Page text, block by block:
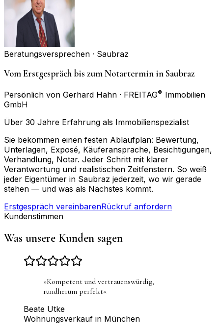
Beratungsversprechen · Saubraz
Vom Erstgespräch bis zum Notartermin in Saubraz
Persönlich von Gerhard Hahn · FREITAG® Immobilien
GmbH
Über 30 Jahre Erfahrung als Immobilienspezialist
Sie bekommen einen festen Ablaufplan: Bewertung,
Unterlagen, Exposé, Käuferansprache, Besichtigungen,
Verhandlung, Notar. Jeder Schritt mit klarer
Verantwortung und realistischen Zeitfenstern. So weiß
jeder Eigentümer in Saubraz jederzeit, wo wir gerade
stehen — und was als Nächstes kommt.
Erstgespräch vereinbarenRückruf anfordern
Kundenstimmen
Was unsere Kunden sagen
»Kompetent und vertrauenswürdig,
rundherum perfekt«
Beate Utke
Wohnungsverkauf in München